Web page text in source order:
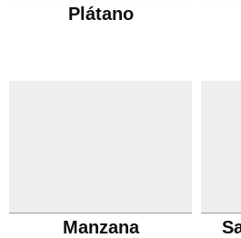
Plátano
Manzana